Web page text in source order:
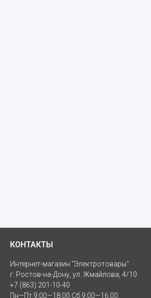
КОНТАКТЫ
Интернет-магазин "Электротовары"
г. Ростов-на-Дону, ул. Жмайлова, 4/10
+7 (863) 201-10-40
Пн—Пт 9:00—18:00 Сб 9:00—16:00